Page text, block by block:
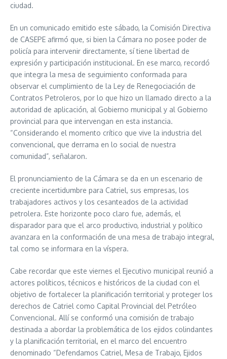
ciudad.
En un comunicado emitido este sábado, la Comisión Directiva
de CASEPE afirmó que, si bien la Cámara no posee poder de
policía para intervenir directamente, sí tiene libertad de
expresión y participación institucional. En ese marco, recordó
que integra la mesa de seguimiento conformada para
observar el cumplimiento de la Ley de Renegociación de
Contratos Petroleros, por lo que hizo un llamado directo a la
autoridad de aplicación, al Gobierno municipal y al Gobierno
provincial para que intervengan en esta instancia.
“Considerando el momento crítico que vive la industria del
convencional, que derrama en lo social de nuestra
comunidad”, señalaron.
El pronunciamiento de la Cámara se da en un escenario de
creciente incertidumbre para Catriel, sus empresas, los
trabajadores activos y los cesanteados de la actividad
petrolera. Este horizonte poco claro fue, además, el
disparador para que el arco productivo, industrial y político
avanzara en la conformación de una mesa de trabajo integral,
tal como se informara en la víspera.
Cabe recordar que este viernes el Ejecutivo municipal reunió a
actores políticos, técnicos e históricos de la ciudad con el
objetivo de fortalecer la planificación territorial y proteger los
derechos de Catriel como Capital Provincial del Petróleo
Convencional. Allí se conformó una comisión de trabajo
destinada a abordar la problemática de los ejidos colindantes
y la planificación territorial, en el marco del encuentro
denominado “Defendamos Catriel, Mesa de Trabajo, Ejidos